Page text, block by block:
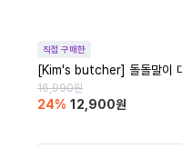
직접 구매한
[Kim's butcher] 돌돌말이
16,990원
24% 12,900원